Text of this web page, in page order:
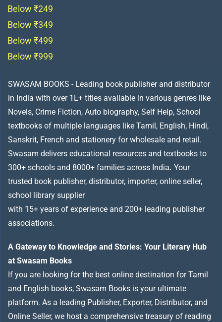
Below ₹249
Below ₹349
Below ₹499
Below ₹999
SWASAM BOOKS - Leading book publisher and distributor
in India with over 1L+ titles available in various genres like
Novels, Crime Fiction, Auto biography, Self Help, School
textbooks of multiple languages like Tamil, English, Hindi,
Sanskrit, French and stationery for wholesale and retail.
Swasam delivers educational resources and textbooks to
300+ schools and 8000+ families across India. Your
trusted book publisher, distributor, importer, online seller,
school library supplier
with 15+ years of experience and 200+ leading publisher
associations.
A Gateway to Knowledge and Stories: Your Literary Hub
at Swasam Books
If you are looking for the best online destination for Tamil
and English books, Swasam Books is your ultimate
platform. As a leading Publisher, Exporter, Distributor, and
Online Seller, we host a comprehensive treasury of reading